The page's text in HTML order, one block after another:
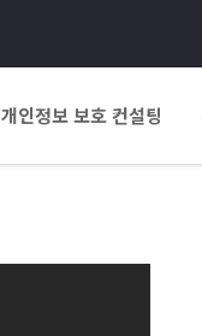
개인정보 보호 컨설팅